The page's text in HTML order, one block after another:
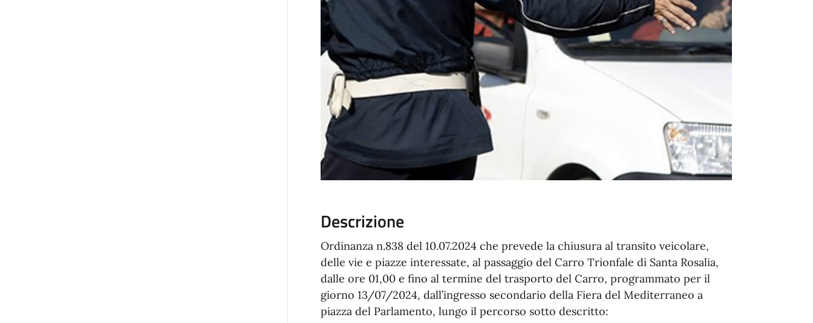
Descrizione
Ordinanza n.838 del 10.07.2024 che prevede la chiusura al transito veicolare,
delle vie e piazze interessate, al passaggio del Carro Trionfale di Santa Rosalia,
dalle ore 01,00 e fino al termine del trasporto del Carro, programmato per il
giorno 13/07/2024, dall’ingresso secondario della Fiera del Mediterraneo a
piazza del Parlamento, lungo il percorso sotto descritto: